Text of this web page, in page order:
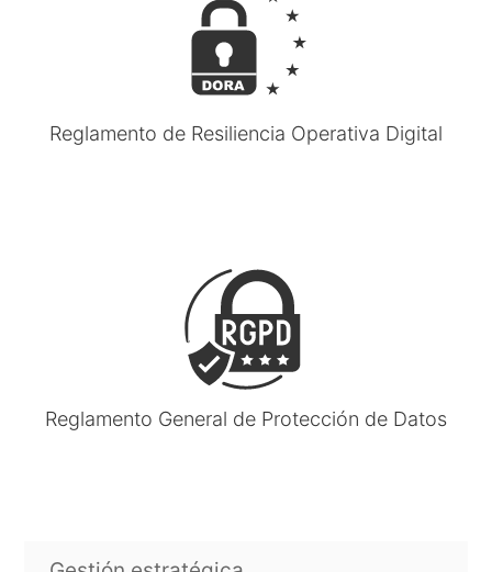
Reglamento de Resiliencia Operativa Digital
Reglamento General de Protección de Datos